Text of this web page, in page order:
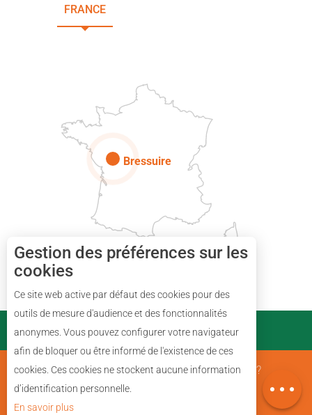
Description
Carte
FRANCE
Bressuire
PARTENAIRES
Mentions Légales Qui sommes nous ?
Gestion des préférences sur les
cookies
Ce site web active par défaut des cookies pour des
outils de mesure d'audience et des fonctionnalités
anonymes. Vous pouvez configurer votre navigateur
afin de bloquer ou être informé de l'existence de ces
cookies. Ces cookies ne stockent aucune information
d’identification personnelle.
En savoir plus